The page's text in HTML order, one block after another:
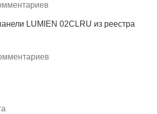
LUMIEN 02CLRU из реестра